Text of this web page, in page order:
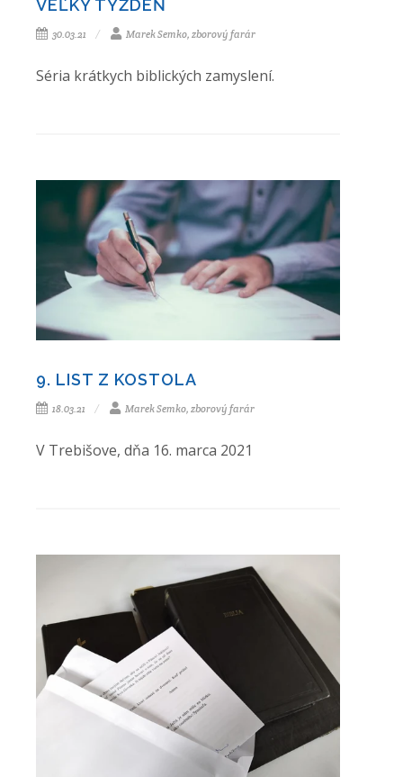
VEĽKÝ TÝŽDEŇ
30.03.21 Marek Semko, zborový farár
Séria krátkych biblických zamyslení.
9. LIST Z KOSTOLA
18.03.21 Marek Semko, zborový farár
V Trebišove, dňa 16. marca 2021